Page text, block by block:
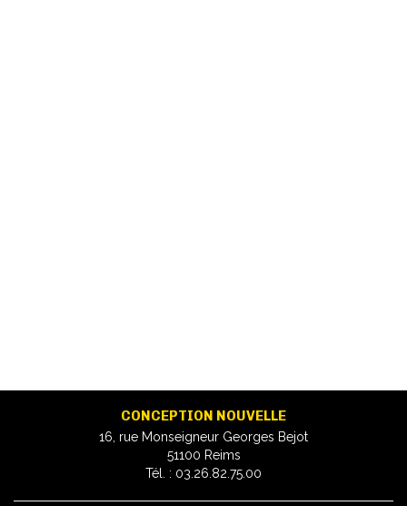
CONCEPTION NOUVELLE
16, rue Monseigneur Georges Bejot
51100 Reims
Tél. : 03.26.82.75.00